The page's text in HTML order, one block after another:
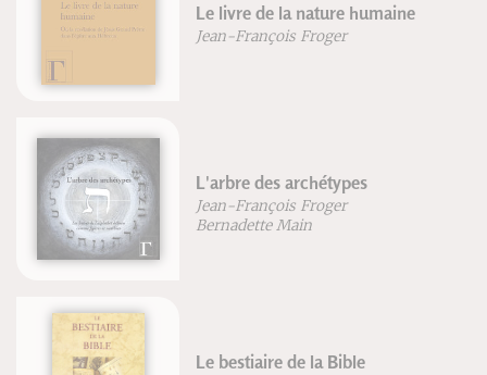
Le livre de la nature humaine
Jean-François Froger
L'arbre des archétypes
Jean-François Froger
Bernadette Main
Le bestiaire de la Bible